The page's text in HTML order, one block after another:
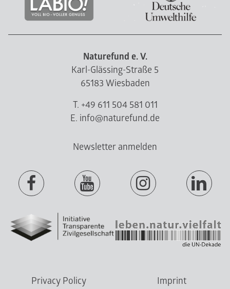
Naturefund e. V.
Karl-Glässing-Straße 5
65183 Wiesbaden
T. +49 611 504 581 011
E. info@naturefund.de
Newsletter anmelden
Privacy Policy Imprint